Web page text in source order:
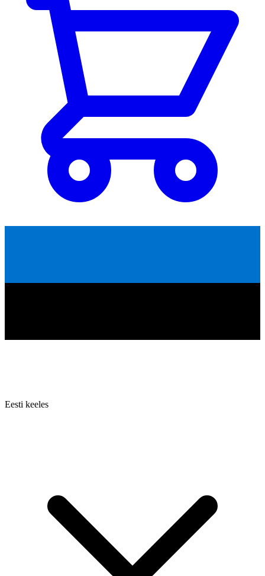
Eesti keeles